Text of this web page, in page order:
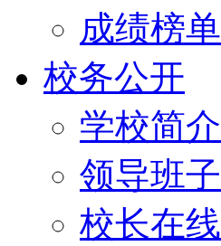
成绩榜单
校务公开
学校简介
领导班子
校长在线